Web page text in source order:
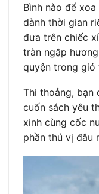
Bình nào để
dành thời gian
đưa trên chiếc
tràn ngập
quyện trong gió
Thi thoảng, bạn
cuốn sách yêu
xinh cùng cốc
phần thú vị đâu